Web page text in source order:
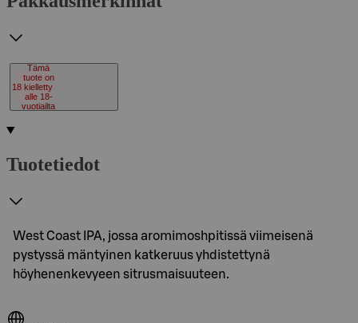
18
Tämä
tuote on
kielletty
alle 18-
vuotiailta
Tuotetiedot
West Coast IPA, jossa aromimoshpitissä viimeisenä
pystyssä mäntyinen katkeruus yhdistettynä
höyhenenkevyeen sitrusmaisuuteen.